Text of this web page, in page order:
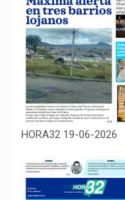
HORA32 19-06-2026